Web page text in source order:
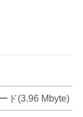
ド(3.96 Mbyte)